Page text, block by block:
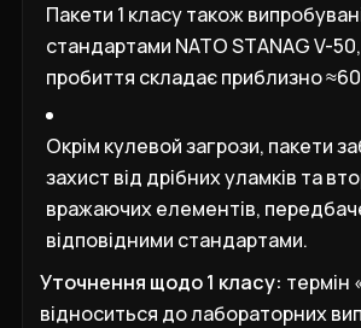
Пакети 1 класу також
стандартами NATO STANAG V-
пробиття складає приблизно
Окрім кулевой загрози, пакети
захист від дрібних уламків та
вражаючих елементів,
відповідними стандартами.
Уточнення щодо 1 класу: термін
відноситься до лабораторних